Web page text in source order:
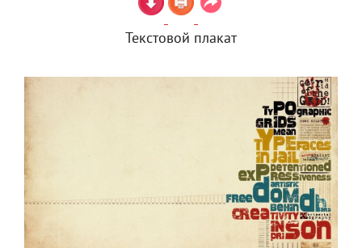
Текстовой плакат